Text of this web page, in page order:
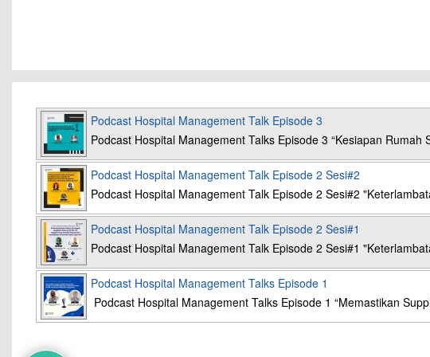
Podcast Hospital Management Talk Episode 3
Podcast Hospital Management Talks Episode 3 “Kesiapan
Podcast Hospital Management Talk Episode 2 Sesi#2
Podcast Hospital Management Talk Episode 2 Sesi#2
Podcast Hospital Management Talk Episode 2 Sesi#1
Podcast Hospital Management Talk Episode 2 Sesi#1
Podcast Hospital Management Talks Episode 1
Podcast Hospital Management Talks Episode 1 “Memastikan